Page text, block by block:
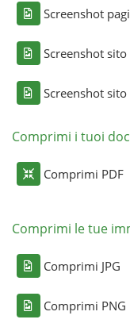
Screenshot
Screenshot sito
Screenshot sito
Comprimi i tuoi
Comprimi PDF
Comprimi le tue
Comprimi JPG
Comprimi PNG